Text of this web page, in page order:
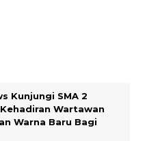
Kunjungi SMA 2
Wartawan
Warna Baru Bagi